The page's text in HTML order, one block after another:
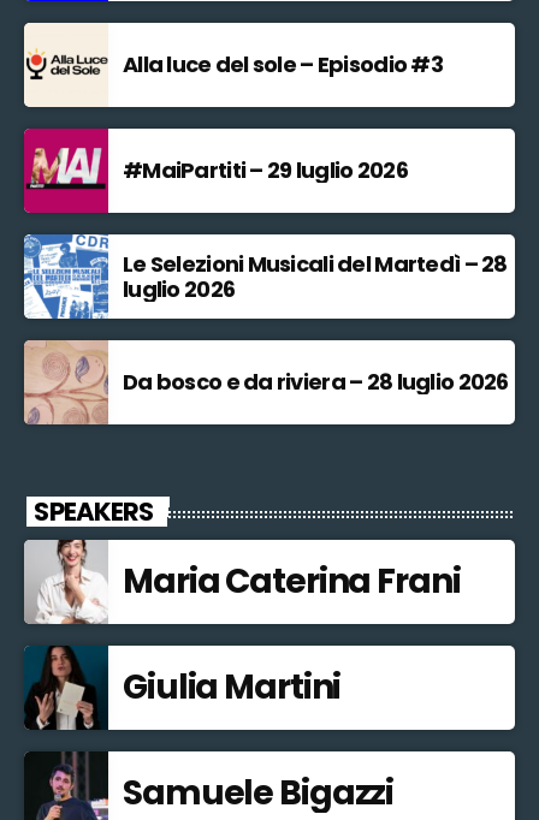
Alla luce del sole – Episodio #3
#MaiPartiti – 29 luglio 2026
Le Selezioni Musicali del Martedì – 28
luglio 2026
Da bosco e da riviera – 28 luglio 2026
SPEAKERS
Maria Caterina Frani
Giulia Martini
Samuele Bigazzi